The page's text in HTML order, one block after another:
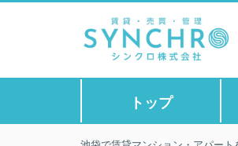
トップ